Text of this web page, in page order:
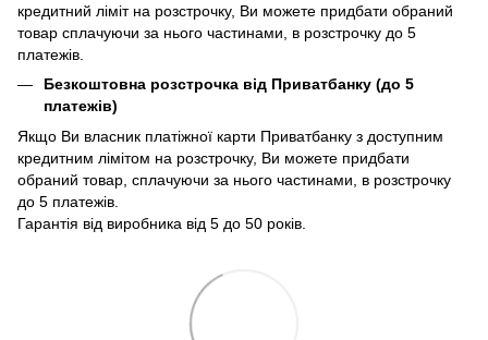
кредитний ліміт на розстрочку, Ви можете придбати обраний
товар сплачуючи за нього частинами, в розстрочку до 5
платежів.
Безкоштовна розстрочка від Приватбанку (до 5
платежів)
Якщо Ви власник платіжної карти Приватбанку з доступним
кредитним лімітом на розстрочку, Ви можете придбати
обраний товар, сплачуючи за нього частинами, в розстрочку
до 5 платежів.
Гарантія від виробника від 5 до 50 років.